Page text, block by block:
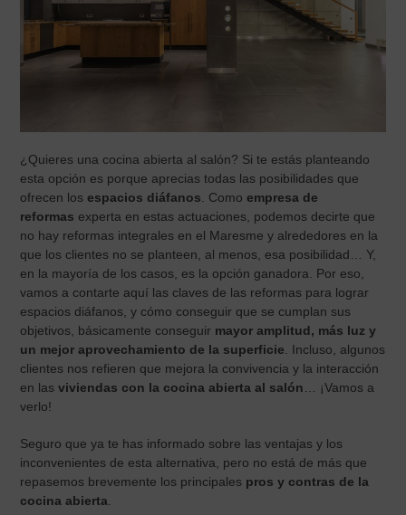
¿Quieres una cocina abierta al salón? Si te estás planteando
esta opción es porque aprecias todas las posibilidades que
ofrecen losespacios diáfanos . Comoempresa de
reformas experta en estas actuaciones, podemos decirte que
no hay reformas integrales en el Maresme y alrededores en la
que los clientes no se planteen, al menos, esa posibilidad… Y,
en la mayoría de los casos, es la opción ganadora. Por eso,
vamos a contarte aquí las claves de las reformas para lograr
espacios diáfanos, y cómo conseguir que se cumplan sus
objetivos, básicamente conseguir mayor amplitud, más luz y
un mejor aprovechamiento de la superficie . Incluso, algunos
clientes nos refieren que mejora la convivencia y la interacción
en lasviviendas con la cocina abierta al salón … ¡Vamos a
verlo!
Seguro que ya te has informado sobre las ventajas y los
inconvenientes de esta alternativa, pero no está de más que
repasemos brevemente los principales pros y contras de la
cocina abierta